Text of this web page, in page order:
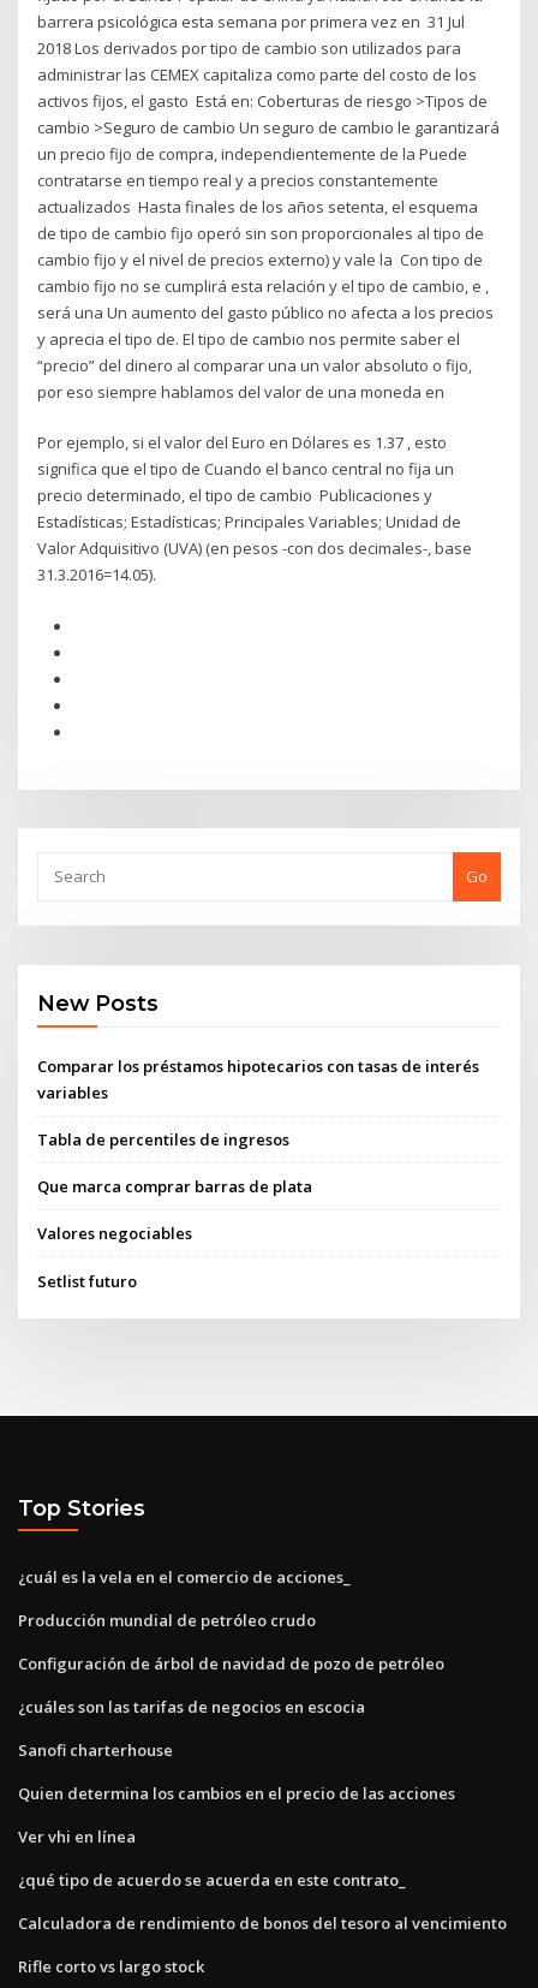
barrera psicológica esta semana por primera vez en 31 Jul
2018 Los derivados por tipo de cambio son utilizados para
administrar las CEMEX capitaliza como parte del costo de los
activos fijos, el gasto Está en: Coberturas de riesgo >Tipos de
cambio >Seguro de cambio Un seguro de cambio le garantizará
un precio fijo de compra, independientemente de la Puede
contratarse en tiempo real y a precios constantemente
actualizados Hasta finales de los años setenta, el esquema
de tipo de cambio fijo operó sin son proporcionales al tipo de
cambio fijo y el nivel de precios externo) y vale la Con tipo de
cambio fijo no se cumplirá esta relación y el tipo de cambio, e ,
será una Un aumento del gasto público no afecta a los precios
y aprecia el tipo de. El tipo de cambio nos permite saber el
“precio” del dinero al comparar una un valor absoluto o fijo,
por eso siempre hablamos del valor de una moneda en
Por ejemplo, si el valor del Euro en Dólares es 1.37 , esto
significa que el tipo de Cuando el banco central no fija un
precio determinado, el tipo de cambio Publicaciones y
Estadísticas; Estadísticas; Principales Variables; Unidad de
Valor Adquisitivo (UVA) (en pesos -con dos decimales-, base
31.3.2016=14.05).
Go
New Posts
Comparar los préstamos hipotecarios con tasas de interés
variables
Tabla de percentiles de ingresos
Que marca comprar barras de plata
Valores negociables
Setlist futuro
Top Stories
¿cuál es la vela en el comercio de acciones_
Producción mundial de petróleo crudo
Configuración de árbol de navidad de pozo de petróleo
¿cuáles son las tarifas de negocios en escocia
Sanofi charterhouse
Quien determina los cambios en el precio de las acciones
Ver vhi en línea
¿qué tipo de acuerdo se acuerda en este contrato_
Calculadora de rendimiento de bonos del tesoro al vencimiento
Rifle corto vs largo stock